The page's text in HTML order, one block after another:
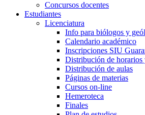
Concursos docentes
Estudiantes
Licenciatura
Info para biólogos y
Calendario académico
Inscripciones SIU
Distribución de horarios
Distribución de aulas
Páginas de materias
Cursos on-line
Hemeroteca
Finales